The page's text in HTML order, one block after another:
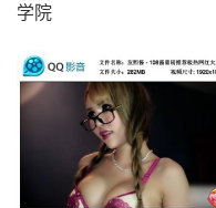
学院